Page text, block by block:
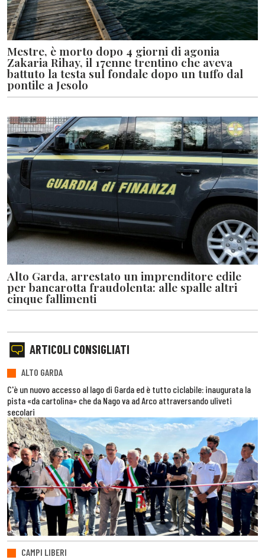
Mestre, è morto dopo 4 giorni di agonia
Zakaria Rihay, il 17enne trentino che aveva
battuto la testa sul fondale dopo un tuffo dal
pontile a Jesolo
Alto Garda, arrestato un imprenditore edile
per bancarotta fraudolenta: alle spalle altri
cinque fallimenti
ARTICOLI CONSIGLIATI
ALTO GARDA
C'è un nuovo accesso al lago di Garda ed è tutto ciclabile: inaugurata la
pista «da cartolina» che da Nago va ad Arco attraversando uliveti
secolari
CAMPI LIBERI